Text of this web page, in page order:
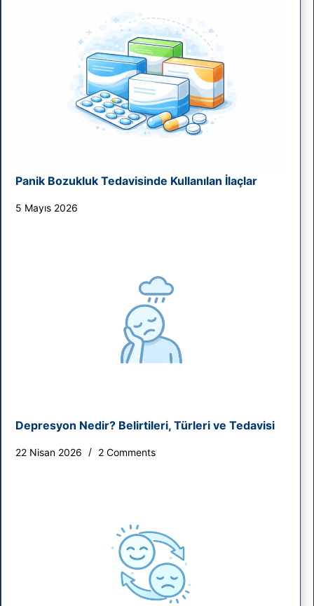
Panik Bozukluk Tedavisinde Kullanılan İlaçlar
5 Mayıs 2026
Depresyon Nedir? Belirtileri, Türleri ve Tedavisi
22 Nisan 2026 2 Comments